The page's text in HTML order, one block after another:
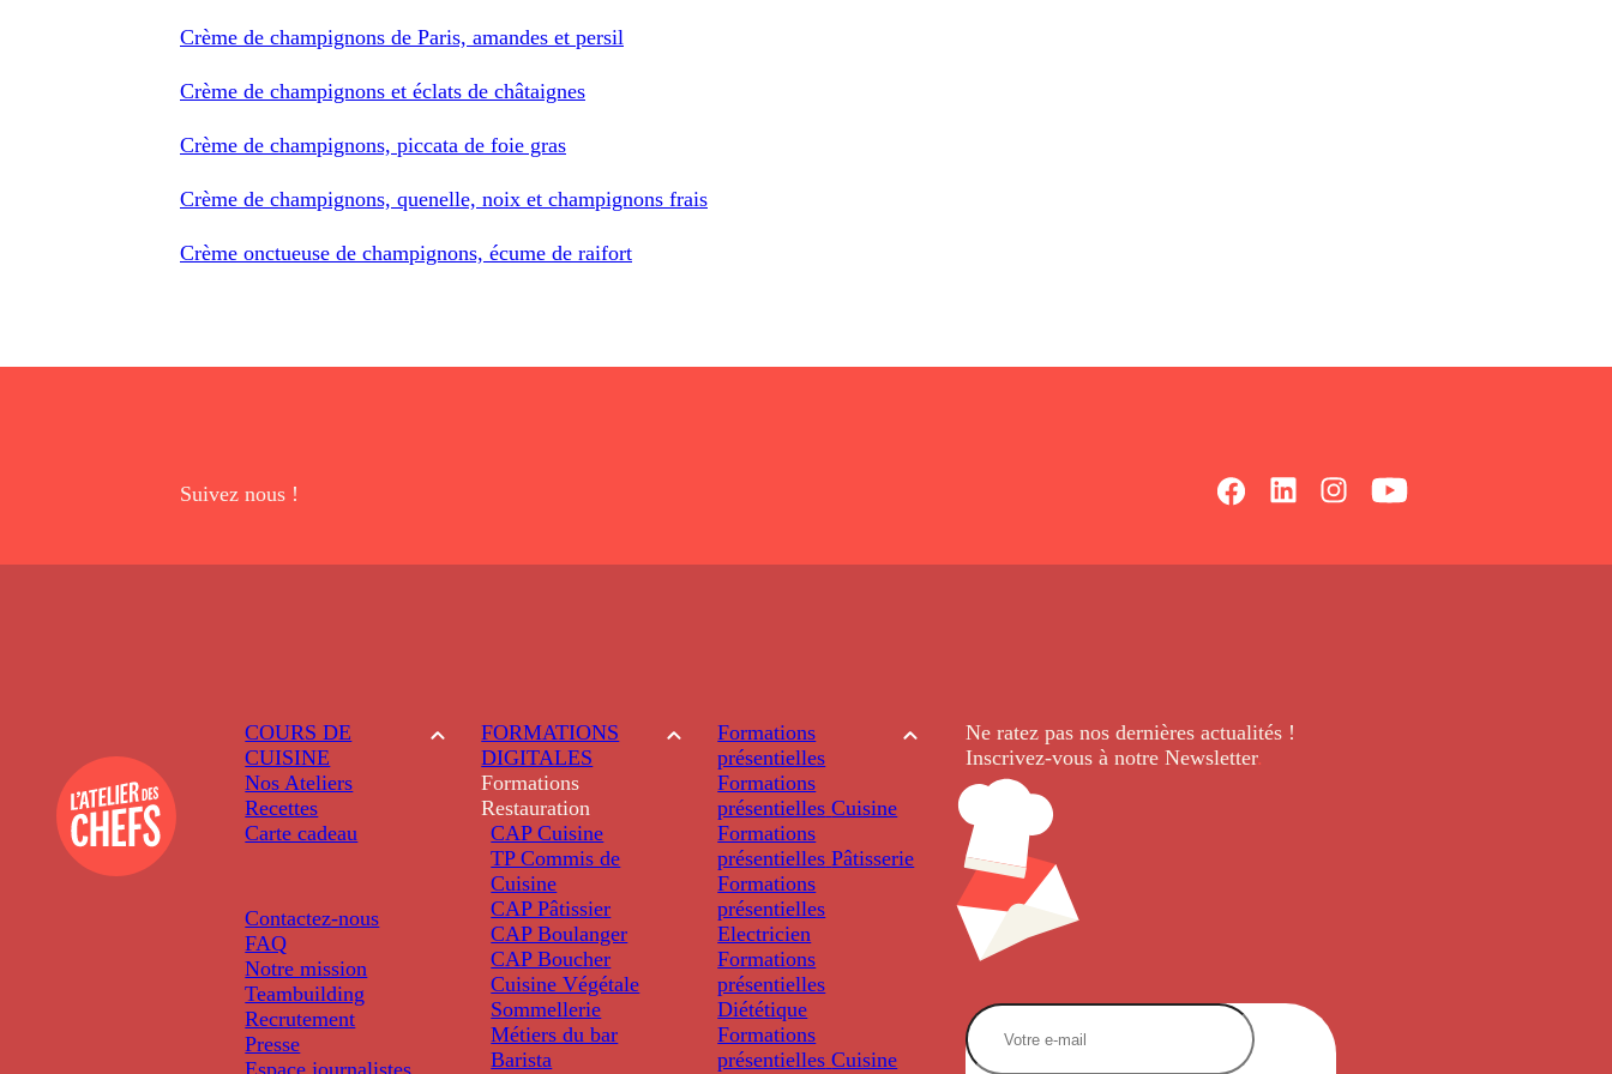
Crème de champignons de Paris, amandes et persil
Crème de champignons et éclats de châtaignes
Crème de champignons, piccata de foie gras
Crème de champignons, quenelle, noix et champignons frais
Crème onctueuse de champignons, écume de raifort
Suivez nous !
COURS DE
CUISINE
Nos Ateliers
Recettes
Carte cadeau
Contactez-nous
FAQ
Notre mission
Teambuilding
Recrutement
Presse
Espace journalistes
FORMATIONS
DIGITALES
Formations
Restauration
CAP Cuisine
TP Commis de
Cuisine
CAP Pâtissier
CAP Boulanger
CAP Boucher
Cuisine Végétale
Sommellerie
Métiers du bar
Barista
Formations
présentielles
Formations
présentielles Cuisine
Formations
présentielles Pâtisserie
Formations
présentielles
Electricien
Formations
présentielles
Diététique
Formations
présentielles Cuisine
Ne ratez pas nos dernièresactualités !
Inscrivez-vous à notre Newsletter.